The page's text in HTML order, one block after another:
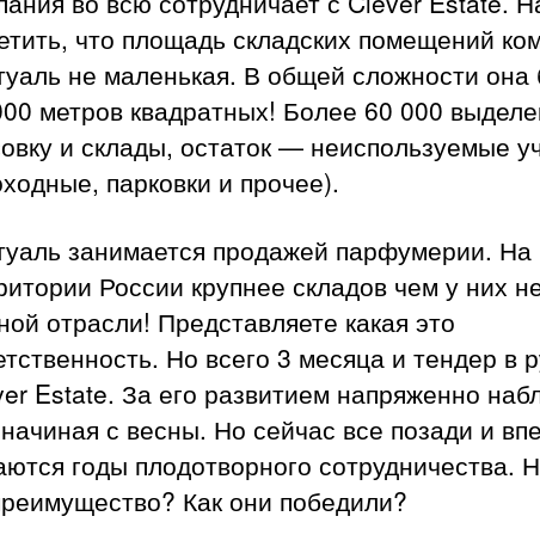
что площадь складских помещений
не маленькая. В общей сложности
метров квадратных! Более 60 000
и склады, остаток — неиспользуемые
парковки и прочее).
занимается продажей парфумерии. На
России крупнее складов чем у них
отрасли! Представляете какая это
Но всего 3 месяца и тендер в
Estate. За его развитием напряженно
с весны. Но сейчас все позади и
годы плодотворного сотрудничества.
Как они победили?